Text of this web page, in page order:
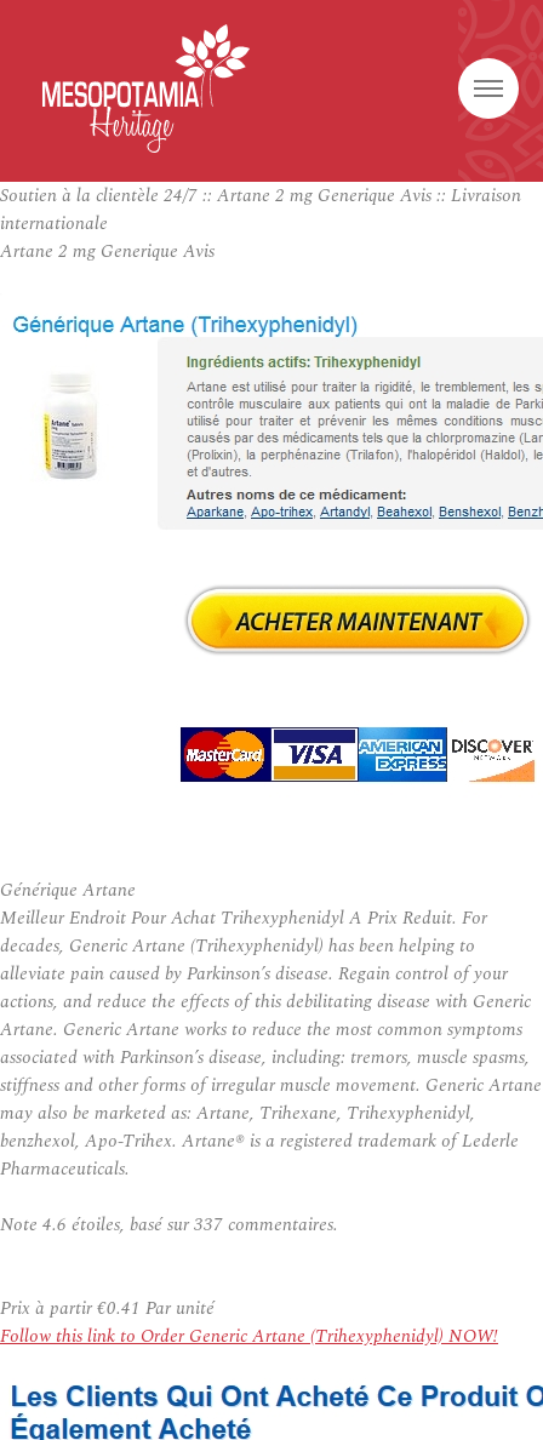
Soutien à la clientèle 24/7 :: Artane 2 mg Generique Avis :: Livraison
internationale
Artane 2 mg Generique Avis
Générique Artane
Meilleur Endroit Pour Achat Trihexyphenidyl A Prix Reduit. For
decades, Generic Artane (Trihexyphenidyl) has been helping to
alleviate pain caused by Parkinson’s disease. Regain control of your
actions, and reduce the effects of this debilitating disease with Generic
Artane. Generic Artane works to reduce the most common symptoms
associated with Parkinson’s disease, including: tremors, muscle spasms,
stiffness and other forms of irregular muscle movement. Generic Artane
may also be marketed as: Artane, Trihexane, Trihexyphenidyl,
benzhexol, Apo-Trihex. Artane® is a registered trademark of Lederle
Pharmaceuticals.
Note 4.6 étoiles, basé sur337commentaires.
Prix à partir€0.41 Par unité
Follow this link to Order Generic Artane (Trihexyphenidyl) NOW!